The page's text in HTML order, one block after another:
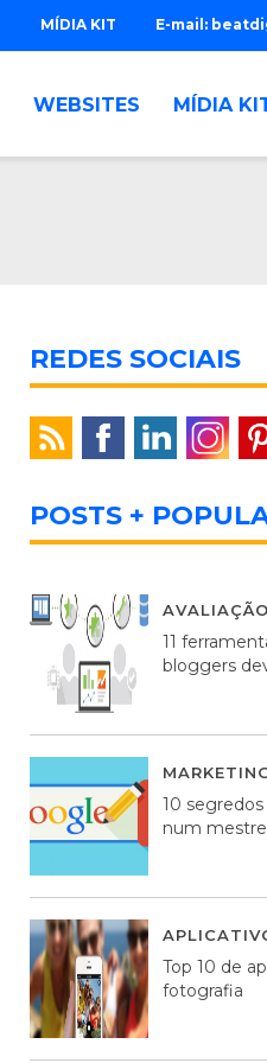
E-mail:
MÍDIA KIT
WEBSITES MÍDIA
REDES SOCIAIS
POSTS +
AVALIAÇÃO
11
bloggers
10
num
Top 10 de
fotografia